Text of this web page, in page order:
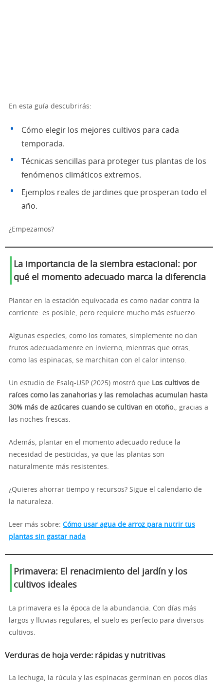
En esta guía descubrirás:
Cómo elegir los mejores cultivos para cada
temporada.
Técnicas sencillas para proteger tus plantas de los
fenómenos climáticos extremos.
Ejemplos reales de jardines que prosperan todo el
año.
¿Empezamos?
La importancia de la siembra estacional: por
qué el momento adecuado marca la diferencia
Plantar en la estación equivocada es como nadar contra la
corriente: es posible, pero requiere mucho más esfuerzo.
Algunas especies, como los tomates, simplemente no dan
frutos adecuadamente en invierno, mientras que otras,
como las espinacas, se marchitan con el calor intenso.
Un estudio de Esalq-USP (2025) mostró que Los cultivos de
raíces como las zanahorias y las remolachas acumulan hasta
30% más de azúcares cuando se cultivan en otoño., gracias a
las noches frescas.
Además, plantar en el momento adecuado reduce la
necesidad de pesticidas, ya que las plantas son
naturalmente más resistentes.
¿Quieres ahorrar tiempo y recursos? Sigue el calendario de
la naturaleza.
Leer más sobre: Cómo usar agua de arroz para nutrir tus
plantas sin gastar nada
Primavera: El renacimiento del jardín y los
cultivos ideales
La primavera es la época de la abundancia. Con días más
largos y lluvias regulares, el suelo es perfecto para diversos
cultivos.
Verduras de hoja verde: rápidas y nutritivas
La lechuga, la rúcula y las espinacas germinan en pocos días